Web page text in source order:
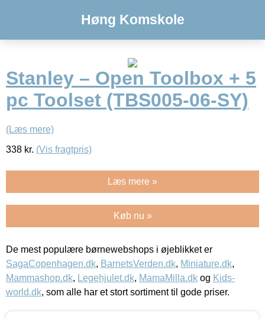
Høng Komskole
Stanley – Open Toolbox + 5
pc Toolset (TBS005-06-SY)
(Læs mere)
338 kr. (Vis fragtpris)
Læs mere »
Køb nu »
De mest populære børnewebshops i øjeblikket er
SagaCopenhagen.dk, BarnetsVerden.dk, Miniature.dk,
Mammashop.dk, Legehjulet.dk, MamaMilla.dk og Kids-
world.dk, som alle har et stort sortiment til gode priser.